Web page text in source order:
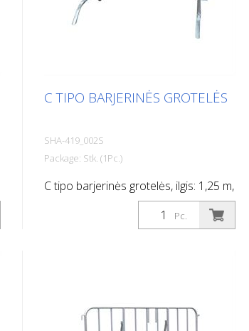
C TIPO BARJERINĖS GROTELĖS
SHA-419_002S
Package: Stk. (1Pc.)
C tipo barjerinės grotelės, ilgis: 1,25 m,
Pc.